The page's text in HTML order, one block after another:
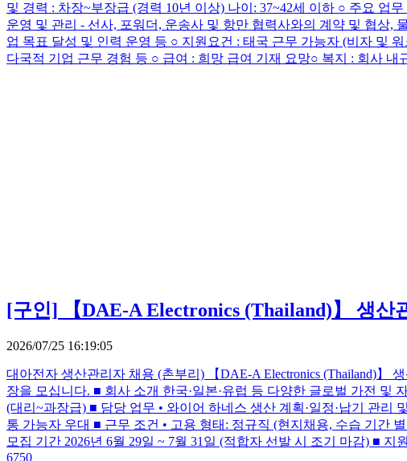
및 경력 : 차장~부장급 (경력 10년 이상) 나이: 37~42세 이하 ○ 주요 업
운영 및 관리 - 선사, 포워더, 운송사 및 항만 협력사와의 계약 및 협상,
업 목표 달성 및 인력 운영 등 ○ 지원요건 : 태국 근무 가능자 (비자 및
다국적 기업 근무 경험 등 ○ 급여 : 희망 급여 기재 요망 ​ ○ 복지 : 회사 내
[구인] 【DAE-A Electronics (Thailand)】 생산
2026/07/25 16:19:05
대아전자 생산관리자 채용 (촌부리) 【DAE-A Electronics (Thailand)】
장을 모십니다. ■ 회사 소개 한국·일본·유럽 등 다양한 글로벌 가전 및
(대리~과장급) ■ 담당 업무 • 와이어 하네스 생산 계획·일정·납기 관리
통 가능자 우대 ■ 근무 조건 • 고용 형태: 정규직 (현지채용, 수습 기간
모집 기간 2026년 6월 29일 ~ 7월 31일 (적합자 선발 시 조기 마감) ■ 지
6750